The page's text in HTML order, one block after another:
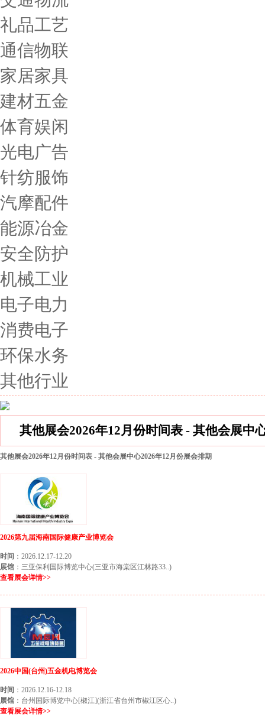
礼品工艺
通信物联
家居家具
建材五金
体育娱闲
光电广告
针纺服饰
汽摩配件
能源冶金
安全防护
机械工业
电子电力
消费电子
环保水务
其他行业
其他展会2026年12月份时间表 - 其他会展中
其他展会2026年12月份时间表 - 其他会展中心2026年12月份展会排期
2026第九届海南国际健康产业博览会
时间 ：2026.12.17-12.20
展馆 ：三亚保利国际博览中心(三亚市海棠区江林路33..)
查看展会详情>>
2026中国(台州)五金机电博览会
时间 ：2026.12.16-12.18
展馆 ：台州国际博览中心[椒江](浙江省台州市椒江区心..)
查看展会详情>>